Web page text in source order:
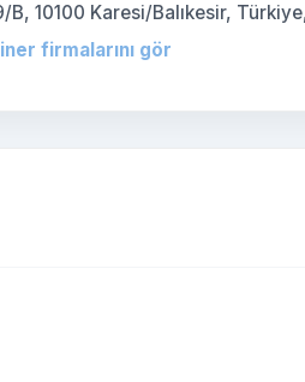
10100 Karesi/Balıkesir, Türkiye,
firmalarını gör